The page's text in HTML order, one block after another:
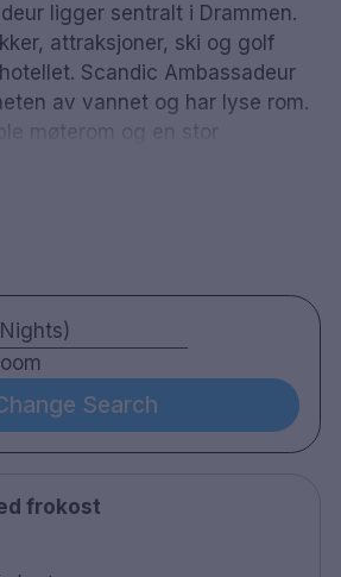
ligger sentralt i Drammen.
attraksjoner, ski og golf
Scandic Ambassadeur
av vannet og har lyse rom.
møterom og en stor
åpen peis. Hotellet har også
gratis til alle gjester.
familierom
ved forespørsel
Search
frokost